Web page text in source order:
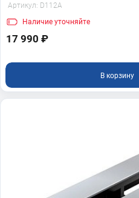
Артикул: D112A
Наличие уточняйте
17 990 ₽
В корзину